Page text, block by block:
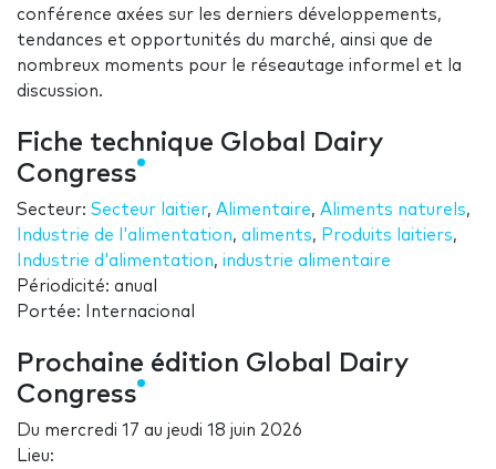
conférence axées sur les derniers développements,
tendances et opportunités du marché, ainsi que de
nombreux moments pour le réseautage informel et la
discussion.
Fiche technique Global Dairy
Congress
Secteur: Secteur laitier, Alimentaire, Aliments naturels,
Industrie de l'alimentation, aliments, Produits laitiers,
Industrie d'alimentation, industrie alimentaire
Périodicité: anual
Portée: Internacional
Prochaine édition Global Dairy
Congress
Du mercredi 17 au jeudi 18 juin 2026
Lieu: